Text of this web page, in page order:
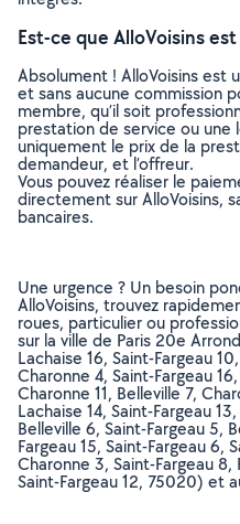
Est-ce que AlloVoisins
Absolument ! AlloVoisins est
et sans aucune commission
membre, qu’il soit
prestation de service ou une
uniquement le prix de la
demandeur, et l’offreur.
Vous pouvez réaliser le
directement sur AlloVoisins,
bancaires.
Une urgence ? Un besoin
AlloVoisins, trouvez
roues, particulier ou
sur la ville de Paris 20e
Lachaise 16, Saint-Fargeau
Charonne 4, Saint-Fargeau
Charonne 11, Belleville 7,
Lachaise 14, Saint-Fargeau
Belleville 6, Saint-Fargeau 5,
Fargeau 15, Saint-Fargeau 6,
Charonne 3, Saint-Fargeau
Saint-Fargeau 12, 75020) et